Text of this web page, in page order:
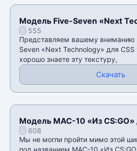
Модель Five-Seven «Next
CSS v34
555
Представляем вашему вниманию
Seven «Next Technology» для
хорошо знаете эту текстуру,
Скачать
Модель MAC-10 «Из CS:GO»
608
Мы не могли пройти мимо этой
под названием MAC-10 «Из